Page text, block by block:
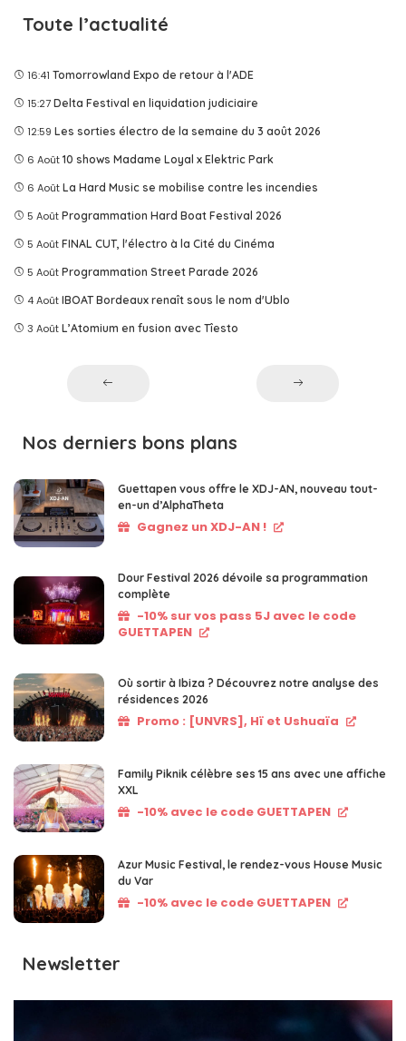
Toute l’actualité
16:41 Tomorrowland Expo de retour à l'ADE
15:27 Delta Festival en liquidation judiciaire
12:59 Les sorties électro de la semaine du 3 août 2026
6 Août 10 shows Madame Loyal x Elektric Park
6 Août La Hard Music se mobilise contre les incendies
5 Août Programmation Hard Boat Festival 2026
5 Août FINAL CUT, l'électro à la Cité du Cinéma
5 Août Programmation Street Parade 2026
4 Août IBOAT Bordeaux renaît sous le nom d'Ublo
3 Août L’Atomium en fusion avec Tîesto
Nos derniers bons plans
Guettapen vous offre le XDJ-AN, nouveau tout-
en-un d’AlphaTheta
Gagnez un XDJ-AN !
Dour Festival 2026 dévoile sa programmation
complète
-10% sur vos pass 5J avec le code
GUETTAPEN
Où sortir à Ibiza ? Découvrez notre analyse des
résidences 2026
Promo : [UNVRS], Hï et Ushuaïa
Family Piknik célèbre ses 15 ans avec une affiche
XXL
-10% avec le code GUETTAPEN
Azur Music Festival, le rendez-vous House Music
du Var
-10% avec le code GUETTAPEN
Newsletter